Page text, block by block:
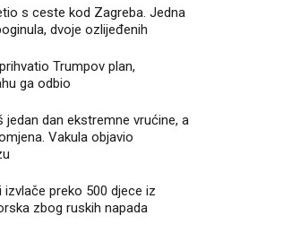
s ceste kod Zagreba. Jedna
dvoje ozlijeđenih
Trumpov plan,
ga odbio
jedan dan ekstremne vrućine, a
Vakula objavio
izvlače preko 500 djece iz
zbog ruskih napada